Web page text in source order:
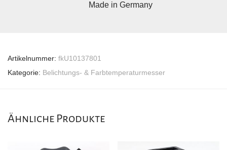
Made in Germany
Artikelnummer: fkU10137801
Kategorie: Belichtungs- & Farbtemperaturmesser
Ähnliche Produkte